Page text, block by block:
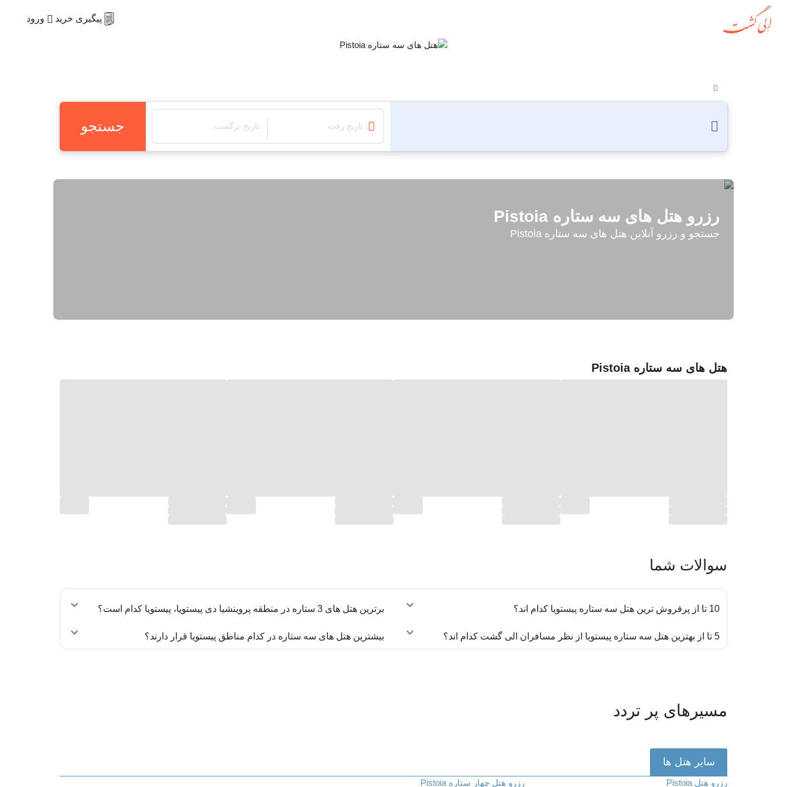
پیگیری خرید ورود
جستجو
رزرو هتل های سه ستاره Pistoia
جستجو و رزرو آنلاین هتل های سه ستاره Pistoia
هتل های سه ستاره Pistoia
سوالات شما
10 تا از پرفروش ترین هتل سه ستاره پیستویا کدام اند؟
5 تا از بهترین هتل سه ستاره پیستویا از نظر مسافران الی گشت کدام اند؟
برترین هتل های 3 ستاره در منطقه پروینشیا دی پیستویا، پیستویا کدام است؟
بیشترین هتل های سه ستاره در کدام مناطق پیستویا قرار دارند؟
مسیرهای پر تردد
سایر هتل ها
رزرو هتل Pistoia رزرو هتل چهار ستاره Pistoia